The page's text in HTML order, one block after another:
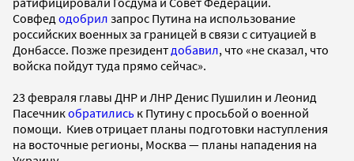
Совфед одобрил запрос Путина на использование
российских военных за границей в связи с ситуацией в
Донбассе. Позже президент добавил, что «не сказал, что
войска пойдут туда прямо сейчас».
23 февраля главы ДНР и ЛНР Денис Пушилин и Леонид
Пасечникобратились к Путину с просьбой о военной
помощи. Киев отрицает планы подготовки наступления
на восточные регионы, Москва — планы нападения на